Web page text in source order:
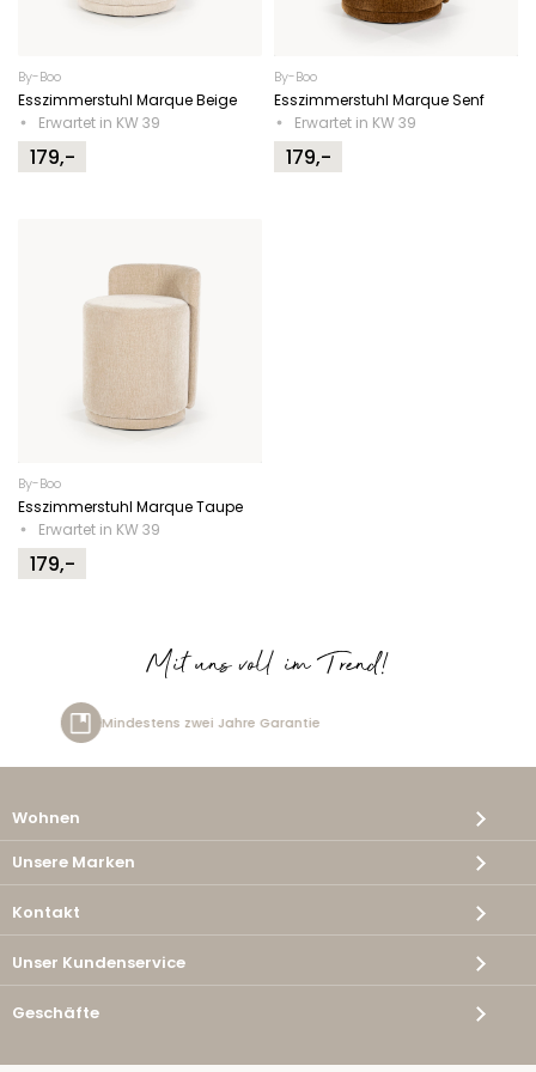
By-Boo
Esszimmerstuhl Marque Beige
Erwartet in KW 39
179,-
By-Boo
Esszimmerstuhl Marque Senf
Erwartet in KW 39
179,-
By-Boo
Esszimmerstuhl Marque Taupe
Erwartet in KW 39
179,-
Mit uns voll im Trend!
Wohnen
Unsere Marken
Kontakt
Unser Kundenservice
Geschäfte